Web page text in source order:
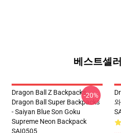
베스트셀
Dragon Ball Z Backpacks,
Dragon Ball Super Backpacks
- Saiyan Blue Son Goku
Supreme Neon Backpack
SAI0505
-20%